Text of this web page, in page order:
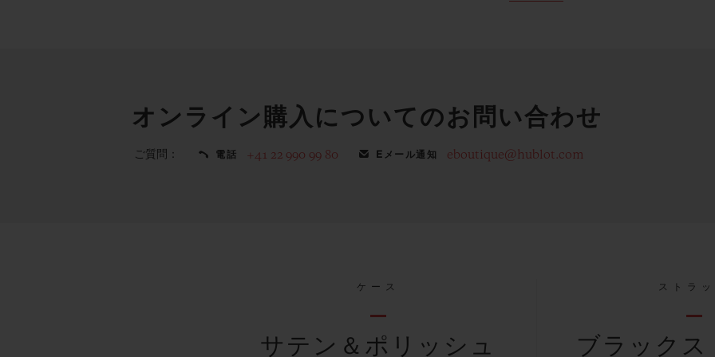
オンライン購入についてのお問い合わせ
ご質問： 電話 +41 22 990 99 80 Eメール通知 eboutique@hublot.com
ケース
サテン＆ポリッシュ
ストラッ
ブラックス